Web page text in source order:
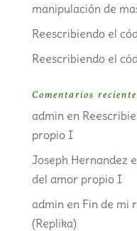
manipulación de
Reescribiendo el
Reescribiendo el
Comentarios
admin en
propio I
Joseph Hernandez
del amor propio I
admin en Fin de mi
(Replika)